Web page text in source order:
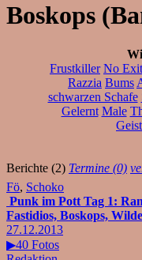
Boskops
Frustkiller No Exit
Razzia Bums
schwarzen Schafe
Gelernt Male
Berichte (2) Termine (0)
Fö, Schoko
Punk im Pott Tag 1:
Fastidios, Boskops,
27.12.2013
▶40 Fotos